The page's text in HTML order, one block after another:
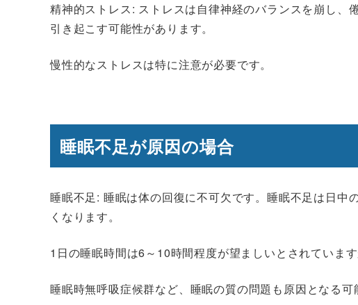
精神的ストレス: ストレスは自律神経のバランスを崩し、
引き起こす可能性があります。
慢性的なストレスは特に注意が必要です。
睡眠不足が原因の場合
睡眠不足: 睡眠は体の回復に不可欠です。睡眠不足は日中
くなります。
1日の睡眠時間は6～10時間程度が望ましいとされています
睡眠時無呼吸症候群など、睡眠の質の問題も原因となる可